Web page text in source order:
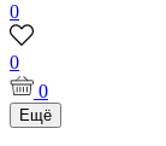
0
0
0
Ещё